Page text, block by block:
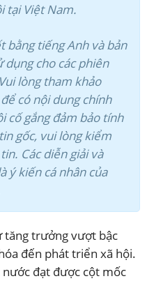
tại Việt Nam.
bằng tiếng Anh và bản
cho các phiên
lòng tham khảo
có nội dung chính
cố gắng đảm bảo tính
gốc, vui lòng kiểm
Các diễn giải và
ý kiến cá nhân của
tăng trưởng vượt bậc
đến phát triển xã hội.
đạt được cột mốc